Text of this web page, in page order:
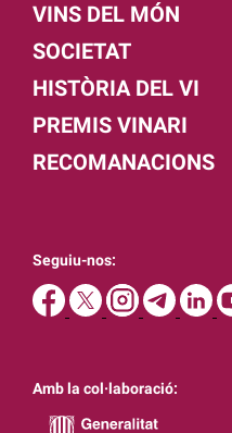
VINS DEL MÓN
SOCIETAT
HISTÒRIA DEL VI
PREMIS VINARI
RECOMANACIONS
Seguiu-nos:
Amb la col·laboració: